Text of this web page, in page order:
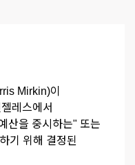
Mirkin)이
레스에서
산을 중시하는" 또는
기 위해 결정된